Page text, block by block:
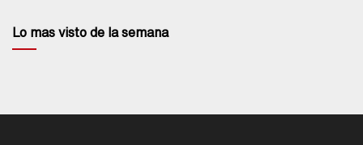
Lo mas visto de la semana